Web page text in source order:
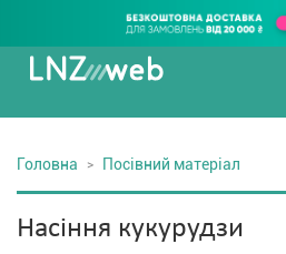
Головна Посівний матеріал
Насіння кукурудзи